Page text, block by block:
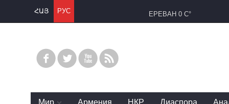
ՀԱՅ РУС ЕРЕВАН 0 C°
Mир Армения НКР Диаспора